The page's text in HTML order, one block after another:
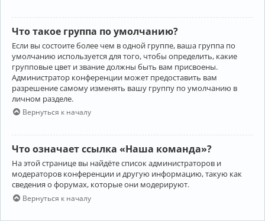
Что такое группа по умолчанию?
Если вы состоите более чем в одной группе, ваша группа по
умолчанию используется для того, чтобы определить, какие
групповые цвет и звание должны быть вам присвоены.
Администратор конференции может предоставить вам
разрешение самому изменять вашу группу по умолчанию в
личном разделе.
Вернуться к началу
Что означает ссылка «Наша команда»?
На этой странице вы найдёте список администраторов и
модераторов конференции и другую информацию, такую как
сведения о форумах, которые они модерируют.
Вернуться к началу